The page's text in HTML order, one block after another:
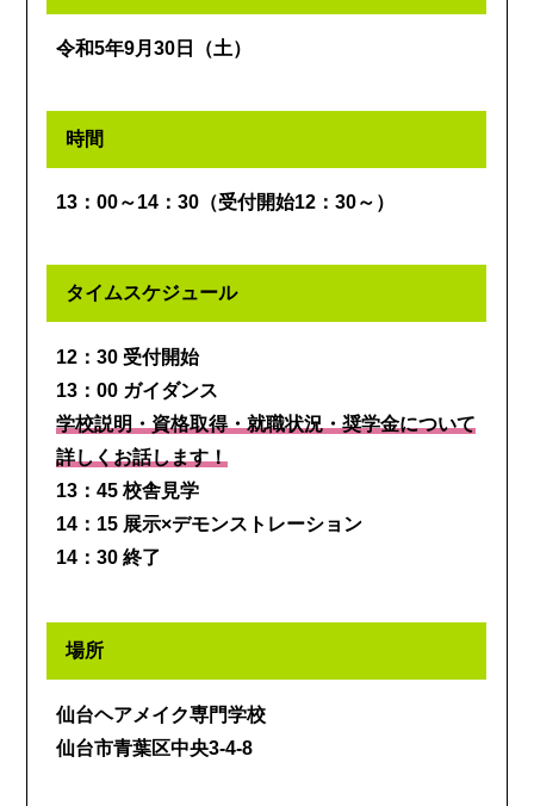
令和5年9月30日（土）
時間
13：00～14：30（受付開始12：30～）
タイムスケジュール
12：30 受付開始
13：00 ガイダンス
学校説明・資格取得・就職状況・奨学金について
詳しくお話します！
13：45 校舎見学
14：15 展示×デモンストレーション
14：30 終了
場所
仙台ヘアメイク専門学校
仙台市青葉区中央3-4-8